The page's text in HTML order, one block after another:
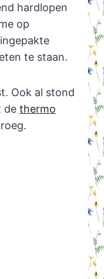
hardlopen
op
te staan.
Ook al stond
de thermo